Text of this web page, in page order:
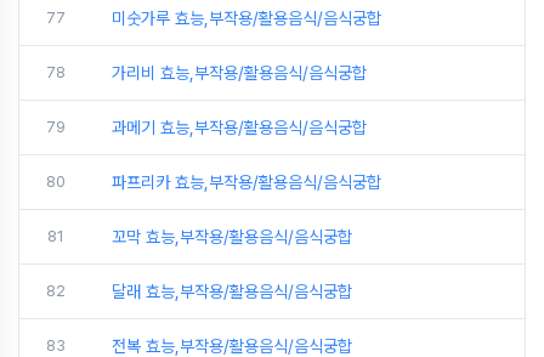
77 미숫가루 효능,부작용/활용음식/음식궁합
78 가리비 효능,부작용/활용음식/음식궁합
79 과메기 효능,부작용/활용음식/음식궁합
80 파프리카 효능,부작용/활용음식/음식궁합
81 꼬막 효능,부작용/활용음식/음식궁합
82 달래 효능,부작용/활용음식/음식궁합
83 전복 효능,부작용/활용음식/음식궁합